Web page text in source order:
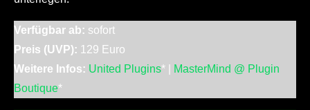
Verfügbar ab: sofort
Preis (UVP): 129 Euro
Weitere Infos: United Plugins* |
MasterMind @ Plugin
Boutique*